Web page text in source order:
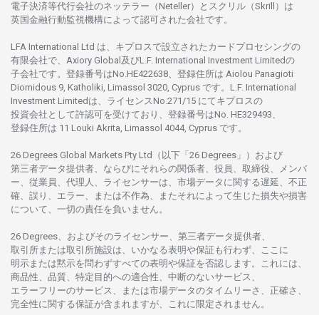
電子決済等代行会社のネッテラー （Neteller）と スクリル （Skrill）は
英国金融行動監視機構によって認可さ れた会社です。
LFA International Ltd は、 キプロスで設立さ れた カードプロセシングの
有限会社で、Axiory Global 及びL.F. International Investment Limitedの
子会社です。 登録番号はNo.HE422638、 登録住所は Aiolou Panagioti
Diomidous 9, Katholiki, Limassol 3020, Cyprus です。L.F. International
Investment Limitedは、 ライセンスNo.271/15 にてキプロスの
投資会社として許認可を受けており、 登録番号はNo. HE329493、
登録住所は 11 Louki Akrita, Limassol 4044, Cyprus です。
26 Degrees Global Markets Pty Ltd（以下「26 Degrees」） および
第三者データ提供者、ならびにそれらの関係者、役員、取締役、メンバ
ー、従業員、代理人、ライセンサーは、 市場データに関する遅延、不正
確、誤り、エラー、
または不作為、 またそれによって生じた損失や損害
について、 一切の責任を負いません。
26 Degrees、 およびそのライセンサー、 第三者データ提供者、
取引所または取引所施設は、いかなる表明や保証も行わず、 ここに
明示または黙示を 問わずすべての表明や保証を否認し ます。 これには、
商品性、品質、 特定目的への適合性、 中断のないサービス、
エラーフリーのサービス、 または市場データのタイムリーさ、正確さ、
完全性に関する保証が含まれますが、これに限定さ れません。